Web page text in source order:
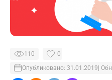
110
Опубликовано: 31.01.2019 |
0